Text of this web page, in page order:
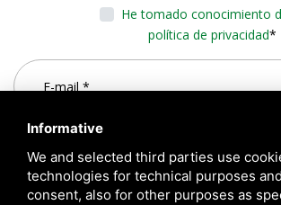
He tomado conocimiento
política de privacidad*
Informative
We and selected third parties use
technologies for technical purposes
consent, also for other purposes as